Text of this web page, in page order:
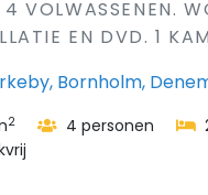
VOLWASSENEN.
EN DVD. 1
Bornholm,
2 4 personen